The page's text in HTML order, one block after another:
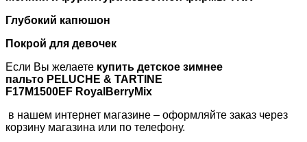
Глубокий капюшон
Покрой для девочек
Если Вы желаете купить детское зимнее
пальто PELUCHE & TARTINE
F17M1500EF RoyalBerryMix
в нашем интернет магазине – оформляйте заказ через
корзину магазина или по телефону.